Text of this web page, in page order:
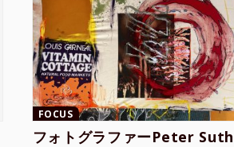
FOCUS
フォトグラファーPeter Suth
erland(ピーター・サザーラ
ン...